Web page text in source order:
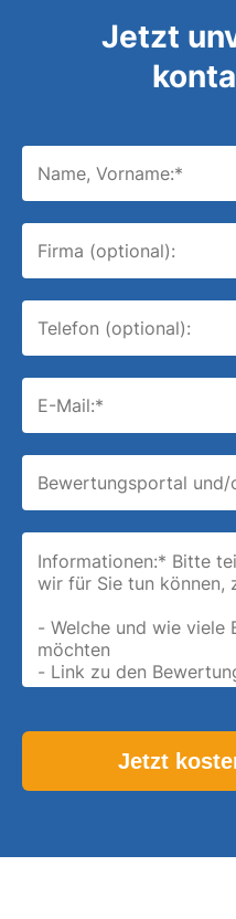
Jetzt
Please leave this field